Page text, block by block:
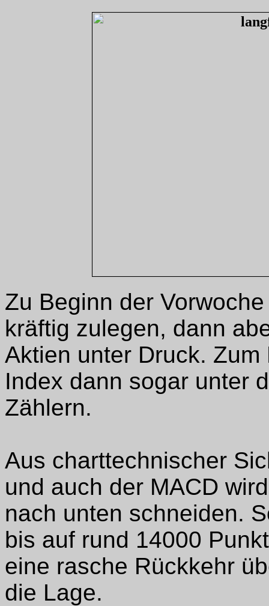
Zu Beginn der
kräftig zulegen, dann
Aktien unter Druck.
Index dann sogar unter
Zählern.
Aus charttechnischer
und auch der MACD
nach unten schneiden.
bis auf rund 14000
eine rasche Rückkehr
die Lage.